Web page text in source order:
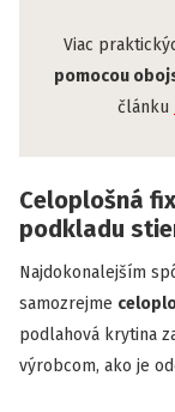
Viac
pomocou
článku
Celoplošná
podkladu
Najdokonalejším
samozrejme
podlahová krytina
výrobcom, ako je